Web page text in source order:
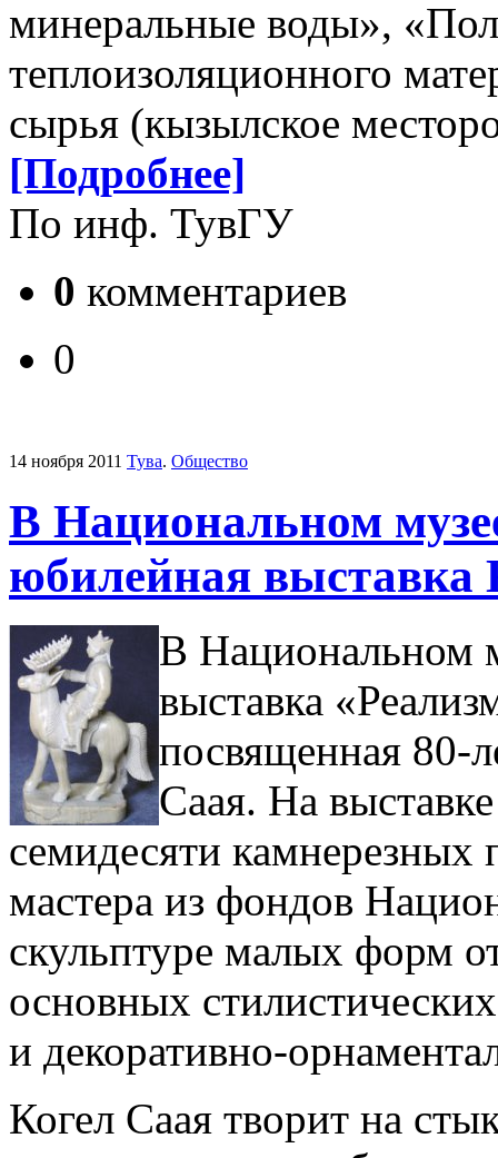
минеральные воды»,
теплоизоляционного
сырья (кызылское
[Подробнее]
По инф. ТувГУ
0 комментариев
0
14 ноября 2011 Тува. Общество
В Национальном
юбилейная выставка
В Национальном
выставка
посвященная
Саая. На
семидесяти камнерезных
мастера из фондов
скульптуре малых форм
основных
и декоративно-
Когел Саая творит на